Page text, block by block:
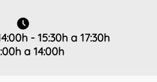
- 15:30h a 17:30h
a 14:00h